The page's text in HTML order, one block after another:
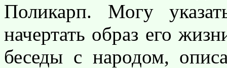
Поликарп. Могу
начертать образ его
беседы с народом,